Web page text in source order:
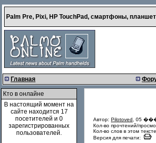
Palm Pre, Pixi, HP TouchPad, смартфоны,
Главная
Кто в онлайне
В настоящий момент на
сайте находится 17
посетителей и 0
зарегистрированных
пользователей.
Автор: Pilotoved , 05
Кол-во прочтений/
Кол-во слов в этом
Версия для печати: